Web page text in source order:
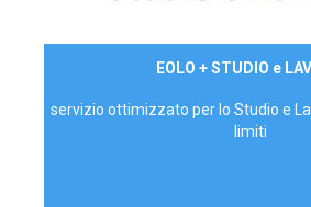
EOLO + STUDIO e
servizio ottimizzato per lo Studio e
limiti